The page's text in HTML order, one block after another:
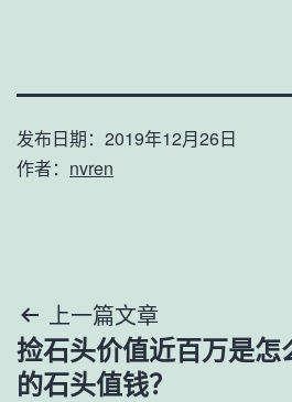
发布日期： 2019年12月26日
作者： nvren
文
章
上一篇文章
捡石头价值近百万是怎
的石头值钱？